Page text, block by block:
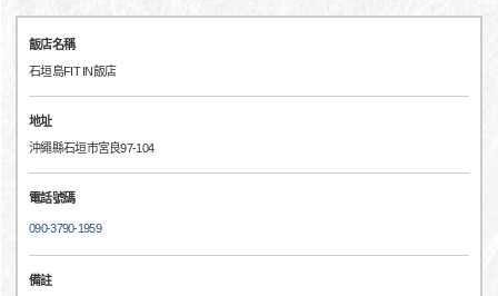
飯店名稱
石垣島FIT IN飯店
地址
沖繩縣石垣市宮良97-104
電話號碼
090-3790-1959
備註